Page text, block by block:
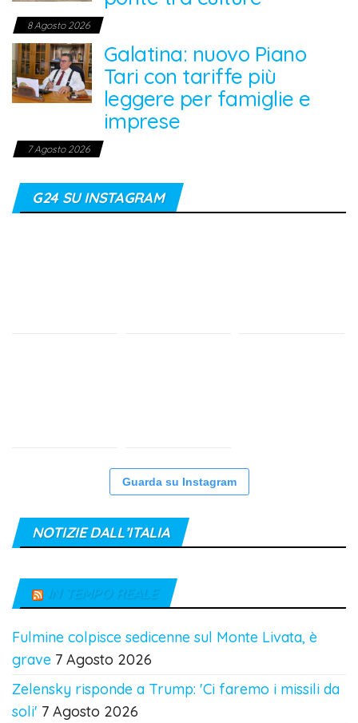
8 Agosto 2026
Galatina: nuovo Piano
Tari con tariffe più
leggere per famiglie e
imprese
7 Agosto 2026
G24 SU INSTAGRAM
Guarda su Instagram
NOTIZIE DALL’ITALIA
IN TEMPO REALE
Fulmine colpisce sedicenne sul Monte Livata, è
grave 7 Agosto 2026
Zelensky risponde a Trump: 'Ci faremo i missili da
soli' 7 Agosto 2026